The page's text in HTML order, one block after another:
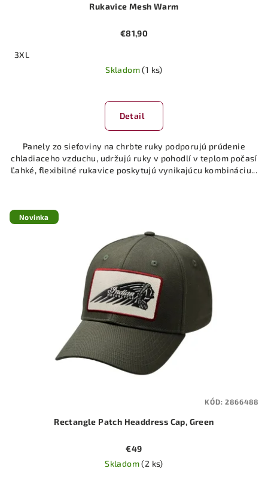
Rukavice Mesh Warm
€81,90
3XL
Skladom(1 ks)
Detail
Panely zo sieťoviny na chrbte ruky podporujú prúdenie
chladiaceho vzduchu, udržujú ruky v pohodlí v teplom počasí
Ľahké, flexibilné rukavice poskytujú vynikajúcu kombináciu...
Novinka
Rectangle Patch Headdress Cap, Green
€49
Skladom(2 ks)
KÓD:2866488